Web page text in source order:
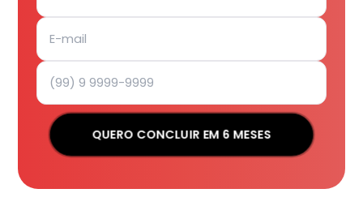
QUERO CONCLUIR EM 6 MESES